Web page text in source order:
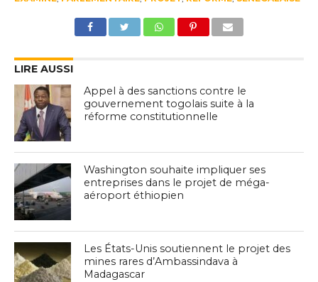
LIRE AUSSI
Appel à des sanctions contre le
gouvernement togolais suite à la
réforme constitutionnelle
Washington souhaite impliquer ses
entreprises dans le projet de méga-
aéroport éthiopien
Les États-Unis soutiennent le projet des
mines rares d’Ambassindava à
Madagascar